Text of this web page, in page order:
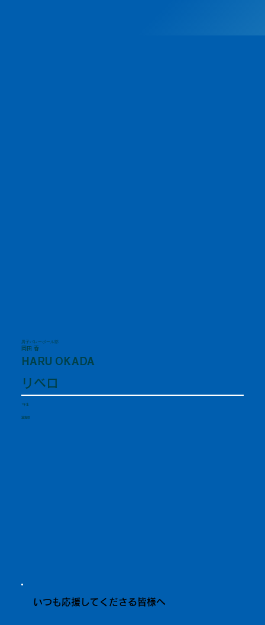
男子バレーボール部
岡田 春
HARU OKADA
リベロ
1年生
滋賀県
いつも応援してくださる皆様へ